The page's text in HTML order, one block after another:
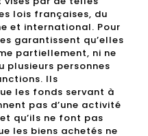
lois françaises, du
et international. Pour
garantissent qu’elles
partiellement, ni ne
plusieurs personnes
Ils
les fonds servant à
pas d’une activité
qu’ils ne font pas
les biens achetés ne